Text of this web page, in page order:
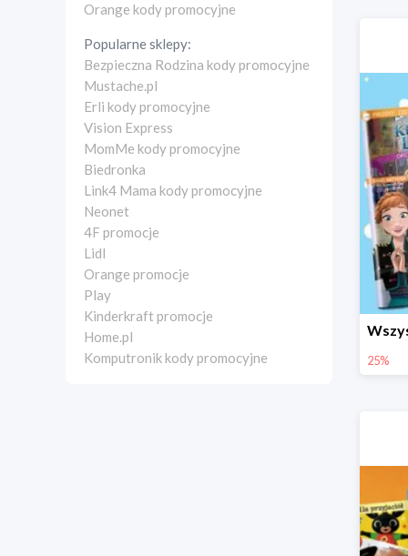
Orange kody promocyjne
Popularne sklepy:
Bezpieczna Rodzina kody promocyjne
Mustache.pl
Erli kody promocyjne
Vision Express
MomMe kody promocyjne
Biedronka
Link4 Mama kody promocyjne
Neonet
4F promocje
Lidl
Orange promocje
Play
Kinderkraft promocje
Home.pl
Komputronik kody promocyjne
25%